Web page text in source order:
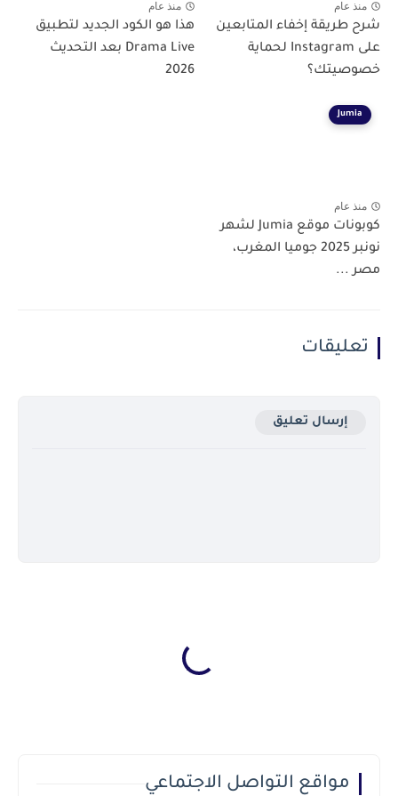
منذ عام
شرح طريقة إخفاء المتابعين
على Instagram لحماية
خصوصيتك؟
منذ عام
هذا هو الكود الجديد لتطبيق
Drama Live بعد التحديث
2026
Jumia
منذ عام
كوبونات موقع Jumia لشهر
نونبر 2025 جوميا المغرب،
مصر ...
تعليقات
إرسال تعليق
مواقع التواصل الاجتماعي